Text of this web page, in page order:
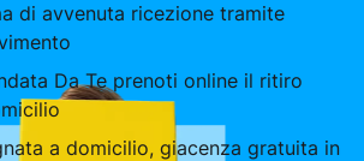
di avvenuta ricezione tramite
Da Te prenoti online il ritiro
a domicilio, giacenza gratuita in